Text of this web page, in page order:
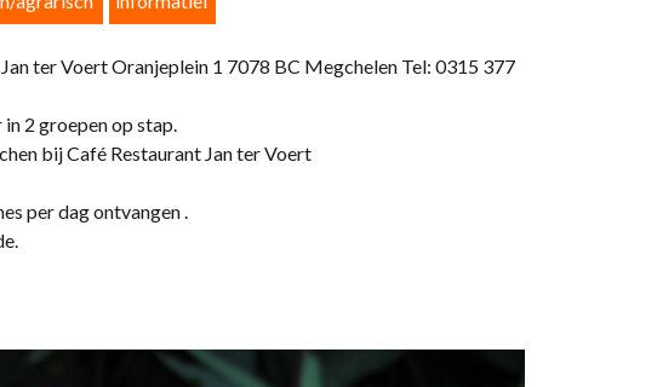
ter Voert Oranjeplein 1 7078 BC Megchelen Tel: 0315 377
2 groepen op stap.
bij Café Restaurant Jan ter Voert
per dag ontvangen .